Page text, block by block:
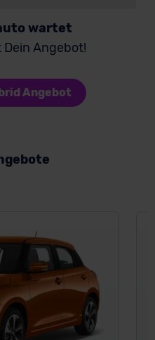
wartet
Angebot!
Angebot